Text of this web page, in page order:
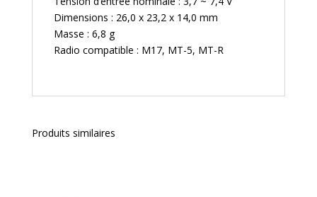
Dimensions : 26,0 x 23,2 x 14,0 mm
Masse : 6,8 g
Radio compatible : M17, MT-5, MT-R
Produits similaires